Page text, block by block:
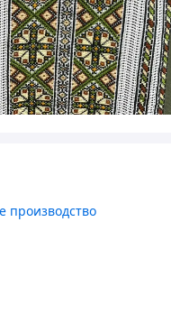
производство